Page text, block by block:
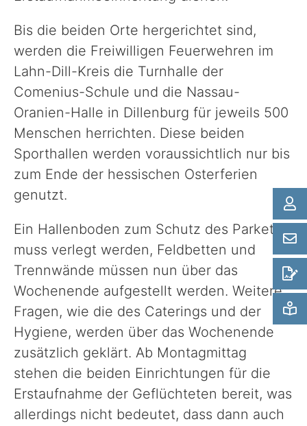
Formulare & Anträge und Co.
Bis die beiden Orte hergerichtet sind,
werden die Freiwilligen Feuerwehren im
Lahn-Dill-Kreis die Turnhalle der
Comenius-Schule und die Nassau-
Oranien-Halle in Dillenburg für jeweils 500
Menschen herrichten. Diese beiden
Sporthallen werden voraussichtlich nur bis
zum Ende der hessischen Osterferien
genutzt.
Ein Hallenboden zum Schutz des Parketts
muss verlegt werden, Feldbetten und
Trennwände müssen nun über das
Wochenende aufgestellt werden. Weitere
Fragen, wie die des Caterings und der
Hygiene, werden über das Wochenende
zusätzlich geklärt. Ab Montagmittag
stehen die beiden Einrichtungen für die
Erstaufnahme der Geflüchteten bereit, was
allerdings nicht bedeutet, dass dann auch